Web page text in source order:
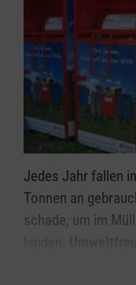
Jedes Jahr fallen
Tonnen an
schade, um im